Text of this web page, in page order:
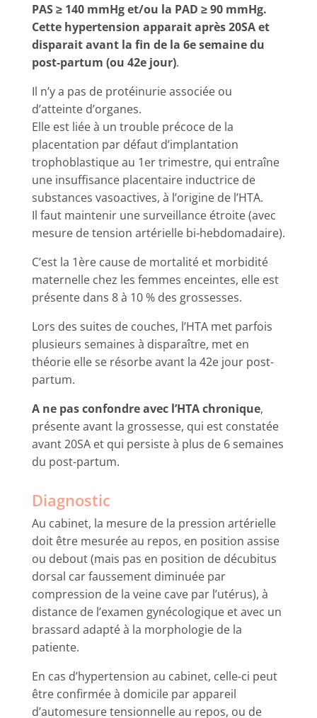
PAS ≥ 140 mmHg et/ou la PAD ≥ 90 mmHg.
Cette hypertension apparait après 20SA et
disparait avant la fin de la 6e semaine du
post-partum (ou 42e jour).
Il n’y a pas de protéinurie associée ou
d’atteinte d’organes.
Elle est liée à un trouble précoce de la
placentation par défaut d’implantation
trophoblastique au 1er trimestre, qui entraîne
une insuffisance placentaire inductrice de
substances vasoactives, à l’origine de l’HTA.
Il faut maintenir une surveillance étroite (avec
mesure de tension artérielle bi-hebdomadaire).
C’est la 1ère cause de mortalité et morbidité
maternelle chez les femmes enceintes, elle est
présente dans 8 à 10 % des grossesses.
Lors des suites de couches, l’HTA met parfois
plusieurs semaines à disparaître, met en
théorie elle se résorbe avant la 42e jour post-
partum.
A ne pas confondre avec l’HTA chronique,
présente avant la grossesse, qui est constatée
avant 20SA et qui persiste à plus de 6 semaines
du post-partum.
Diagnostic
Au cabinet, la mesure de la pression artérielle
doit être mesurée au repos, en position assise
ou debout (mais pas en position de décubitus
dorsal car faussement diminuée par
compression de la veine cave par l’utérus), à
distance de l’examen gynécologique et avec un
brassard adapté à la morphologie de la
patiente.
En cas d’hypertension au cabinet, celle-ci peut
être confirmée à domicile par appareil
d’automesure tensionnelle au repos, ou de